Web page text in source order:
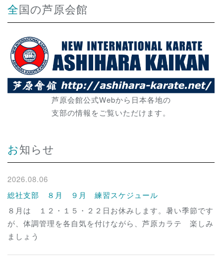
全国の芦原会館
芦原会館公式Webから日本各地の
支部の情報をご覧いただけます。
お知らせ
2026.08.06
総社支部 ８月 ９月 練習スケジュール
８月は １２・１５・２２日お休みします。暑い季節です
が、体調管理を各自気を付けながら、芦原カラテ 楽しみ
ましょう